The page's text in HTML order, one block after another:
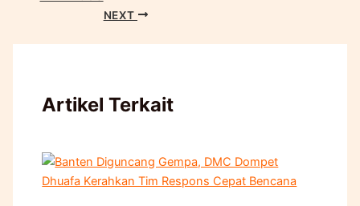
NEXT
Artikel Terkait